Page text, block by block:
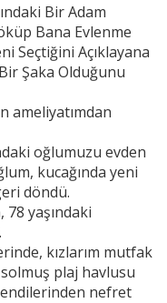
Bir Adam
Bana Evlenme
Seçtiğini Açıklayana
Şaka Olduğunu
ameliyatımdan
oğlumuzu evden
kucağında yeni
döndü.
78 yaşındaki
kızlarım mutfak
plaj havlusu
nefret